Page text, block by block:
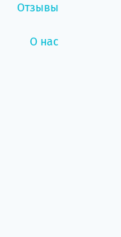
Отзывы
О нас